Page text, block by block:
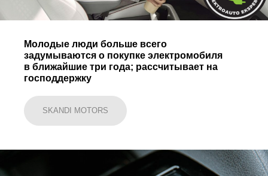
Молодые люди больше всего
задумываются о покупке электромобиля
в ближайшие три года; рассчитывает на
господдержку
SKANDI MOTORS